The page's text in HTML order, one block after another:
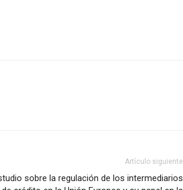
Artículo siguiente
sobre la regulación de los intermediarios